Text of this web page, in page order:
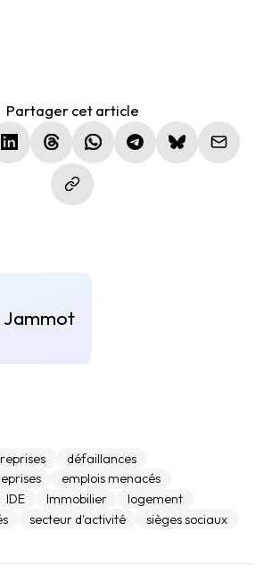
Partager cet article
fenêtre)
(nouvelle fenêtre)
(nouvelle fenêtre)
(nouvelle fenêtre)
(nouvelle fenêtre)
(nouvelle
Jammot
défaillances
emplois menacés
IDE Immobilier
logement
secteur d'activité sièges sociaux